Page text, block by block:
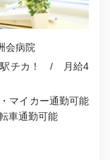
会病院
チカ！ / 月給4
マイカー通勤可能
車通勤可能